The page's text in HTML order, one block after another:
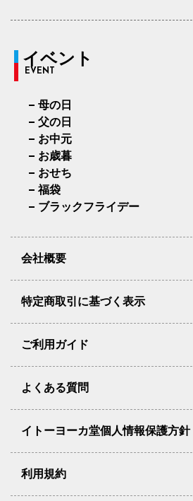
イベント
EVENT
母の日
父の日
お中元
お歳暮
おせち
福袋
ブラックフライデー
会社概要
特定商取引に基づく表示
ご利用ガイド
よくある質問
イトーヨーカ堂個人情報保護方針
利用規約